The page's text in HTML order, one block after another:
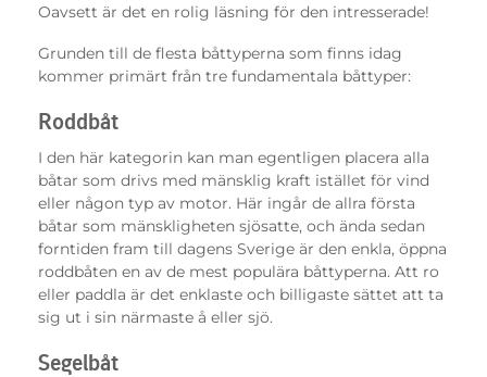
Oavsett är det en rolig läsning för den intresserade!
Grunden till de flesta båttyperna som finns idag
kommer primärt från tre fundamentala båttyper:
Roddbåt
I den här kategorin kan man egentligen placera alla
båtar som drivs med mänsklig kraft istället för vind
eller någon typ av motor. Här ingår de allra första
båtar som mänskligheten sjösatte, och ända sedan
forntiden fram till dagens Sverige är den enkla, öppna
roddbåten en av de mest populära båttyperna. Att ro
eller paddla är det enklaste och billigaste sättet att ta
sig ut i sin närmaste å eller sjö.
Segelbåt